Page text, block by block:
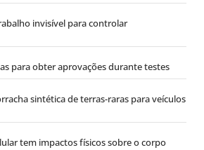
invisível para controlar
para obter aprovações durante testes
sintética de terras-raras para veículos
tem impactos físicos sobre o corpo